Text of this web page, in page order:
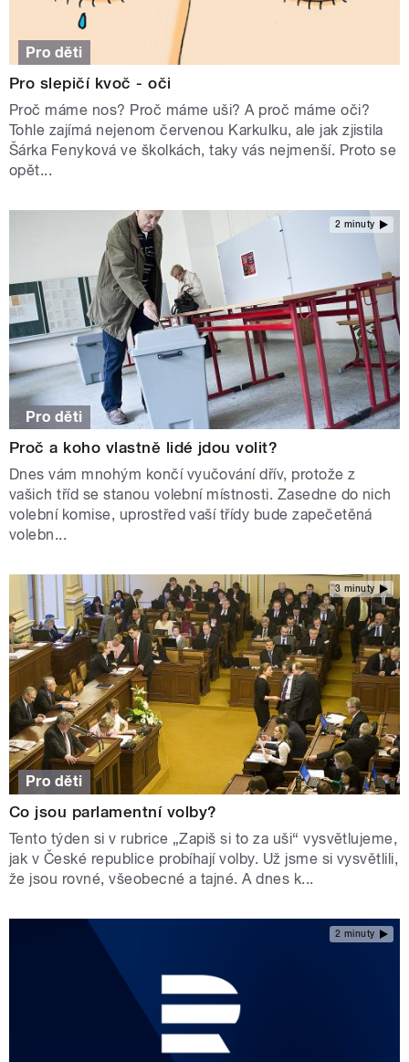
Pro děti
Pro slepičí kvoč - oči
Proč máme nos? Proč máme uši? A proč máme oči?
Tohle zajímá nejenom červenou Karkulku, ale jak zjistila
Šárka Fenyková ve školkách, taky vás nejmenší. Proto se
opět...
2 minuty
Pro děti
Proč a koho vlastně lidé jdou volit?
Dnes vám mnohým končí vyučování dřív, protože z
vašich tříd se stanou volební místnosti. Zasedne do nich
volební komise, uprostřed vaší třídy bude zapečetěná
volebn...
3 minuty
Pro děti
Co jsou parlamentní volby?
Tento týden si v rubrice „Zapiš si to za uši“ vysvětlujeme,
jak v České republice probíhají volby. Už jsme si vysvětlili,
že jsou rovné, všeobecné a tajné. A dnes k...
2 minuty